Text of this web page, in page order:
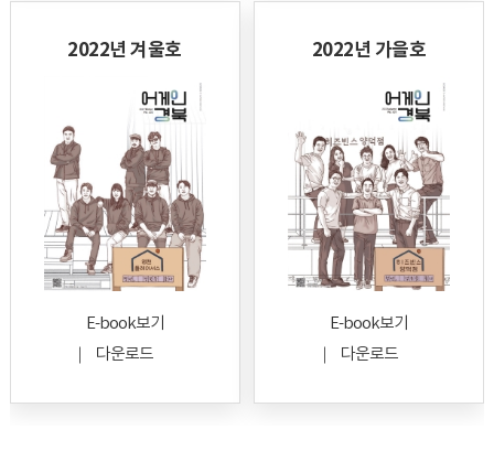
2022년 겨울호
E-book보기
다운로드
2022년 가을호
E-book보기
다운로드